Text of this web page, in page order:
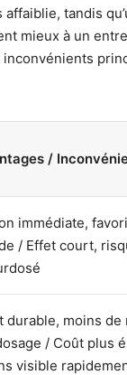
tandis
mieux à un
/
immédiate,
/ Effet court,
durable, moins de
/ Coût plus
visible